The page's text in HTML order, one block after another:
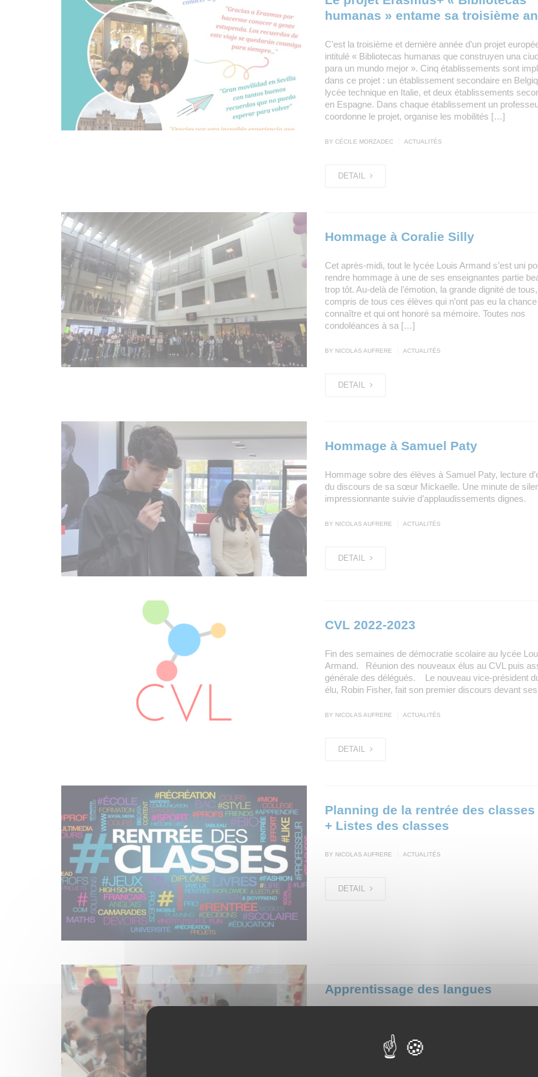
humanas » entame sa troisième
C’est la troisième et dernière année d’un projet
intitulé « Bibliotecas humanas que construyen una
para un mundo mejor ». Cinq établissements sont
dans ce projet : un établissement secondaire en
lycée technique en Italie, et deux établissements
en Espagne. Dans chaque établissement un
coordonne le projet, organise les mobilités […]
BY CÉCILE MORZADEC ACTUALITÉS
DETAIL
Hommage à Coralie Silly
Cet après-midi, tout le lycée Louis Armand s’est uni
rendre hommage à une de ses enseignantes partie
trop tôt. Au-delà de l’émotion, la grande dignité de
compris de tous ces élèves qui n’ont pas eu la chance
connaître et qui ont honoré sa mémoire. Toutes nos
condoléances à sa […]
BY NICOLAS AUFRERE ACTUALITÉS
DETAIL
Hommage à Samuel Paty
Hommage sobre des élèves à Samuel Paty, lecture
du discours de sa sœur Mickaelle. Une minute de
impressionnante suivie d’applaudissements dignes.
BY NICOLAS AUFRERE ACTUALITÉS
DETAIL
CVL 2022-2023
Fin des semaines de démocratie scolaire au lycée
Armand. ​Réunion des nouveaux élus au CVL puis
générale des délégués. ​ Le nouveau vice-président
élu, Robin Fisher, fait son premier discours devant
BY NICOLAS AUFRERE ACTUALITÉS
DETAIL
Planning de la rentrée des classes
+ Listes des classes
BY NICOLAS AUFRERE ACTUALITÉS
DETAIL
Apprentissage des langues
européenne espagnole les ont rencontrés le vendredi 3
2022 accompagnés par Mme MAGALHAES et